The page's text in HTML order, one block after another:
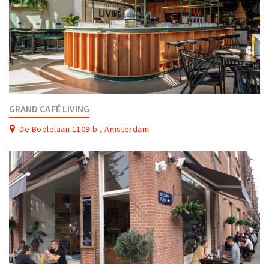
GRAND CAFÉ LIVING
De Boelelaan 1109-b , Amsterdam